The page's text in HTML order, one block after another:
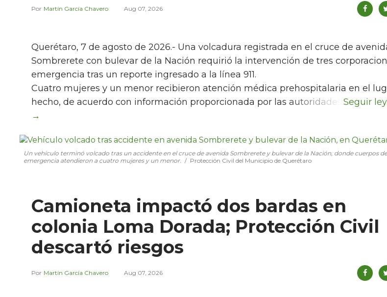
Martín García Chavero Aug 07, 2026
Un vehículo terminó volcado tras un accidente en el cruce de avenida Sombrerete y bulevar de la Nación, donde cuerpos de
emergencia atendieron a cuatro mujeres y un menor.
Protección Civil del Municipio de Querétaro
Querétaro, 7 de agosto de 2026.- Una volcadura registrada en el cruce de
Sombrerete con bulevar de la Nación requirió la intervención de tres
emergencia tras un reporte ingresado a la línea 911.
Cuatro mujeres y un menor recibieron atención médica prehospitalaria en el
hecho, de acuerdo con información proporcionada por las autoridades.
Camioneta impactó dos bardas en
colonia Loma Dorada; Protección Civil
descartó riesgos
Martín García Chavero Aug 07, 2026